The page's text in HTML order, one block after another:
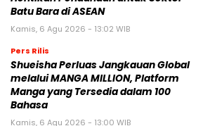
Batu Bara di ASEAN
Kamis, 6 Agu 2026 - 13:02 WIB
Pers Rilis
Shueisha Perluas Jangkauan Global
melalui MANGA MILLION, Platform
Manga yang Tersedia dalam 100
Bahasa
Kamis, 6 Agu 2026 - 13:00 WIB